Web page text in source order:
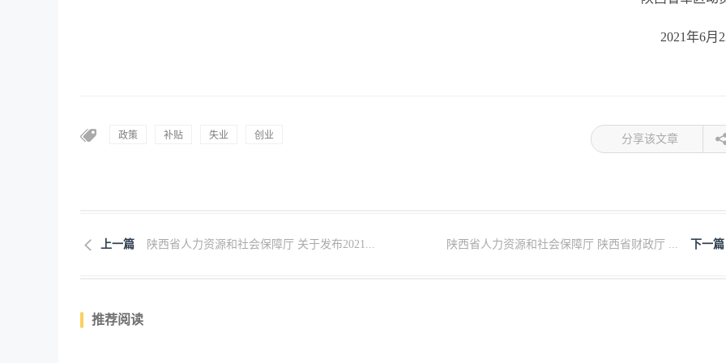
2021年6月
政策 补贴 失业 创业 分享该文章
上一篇 陕西省人力资源和社会保障厅 关于发布2021... 下一篇
陕西省人力资源和社会保障厅 陕西省财政厅 ...
推荐阅读